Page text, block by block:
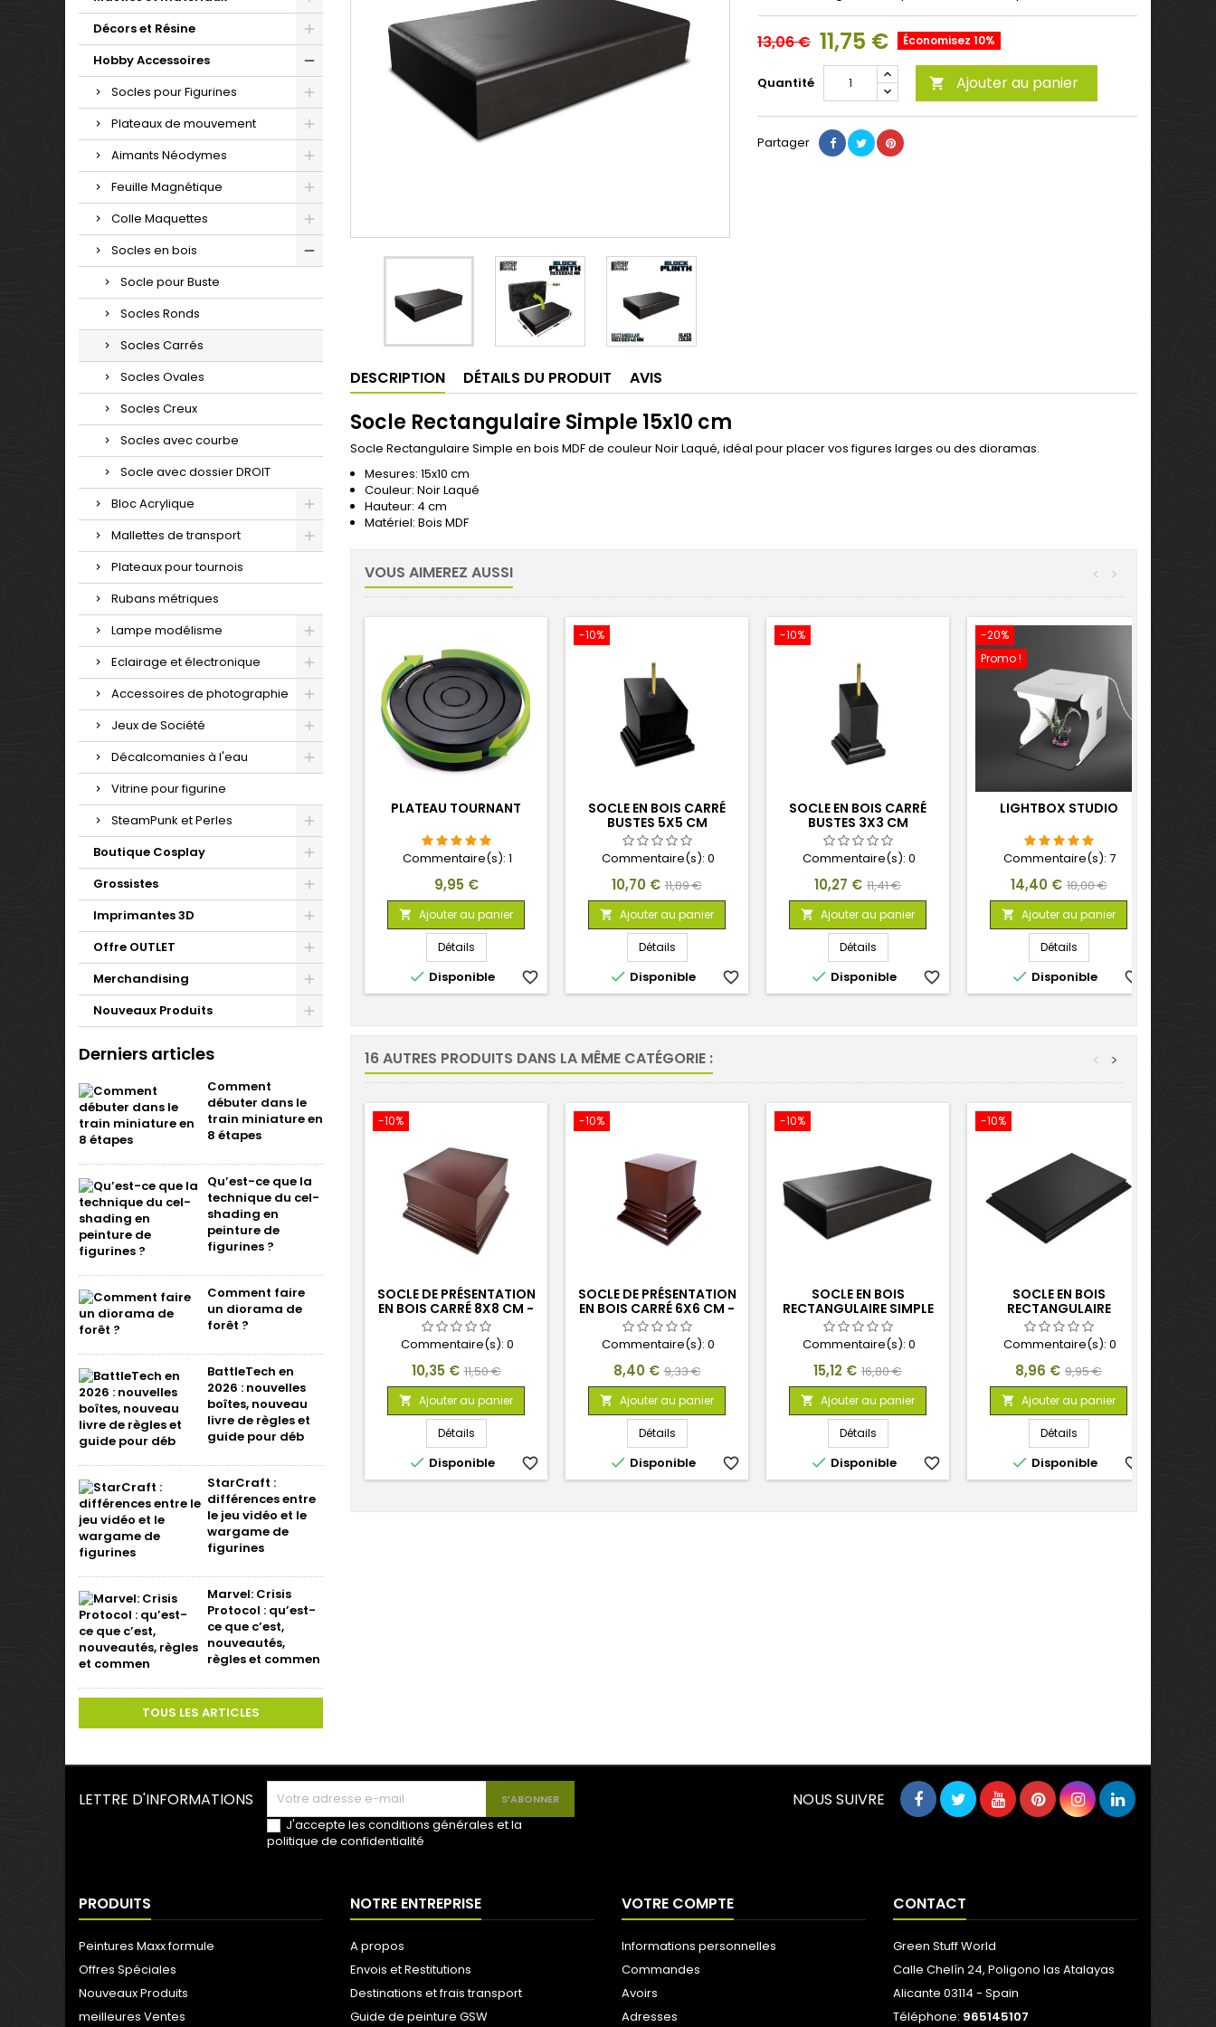
Décors et Résine
Hobby Accessoires
Socles pour Figurines
Plateaux de mouvement
Aimants Néodymes
Feuille Magnétique
Colle Maquettes
Socles en bois
Socle pour Buste
Socles Ronds
Socles Carrés
Socles Ovales
Socles Creux
Socles avec courbe
Socle avec dossier DROIT
Bloc Acrylique
Mallettes de transport
Plateaux pour tournois
Rubans métriques
Lampe modélisme
Eclairage et électronique
Accessoires de photographie
Jeux de Société
Décalcomanies à l'eau
Vitrine pour figurine
SteamPunk et Perles
Boutique Cosplay
Grossistes
Imprimantes 3D
Offre OUTLET
Merchandising
Nouveaux Produits
Derniers articles
Comment
débuter dans le
train miniature en
8 étapes
Qu’est-ce que la
technique du cel-
shading en
peinture de
figurines ?
Comment faire
un diorama de
forêt ?
BattleTech en
2026 : nouvelles
boîtes, nouveau
livre de règles et
guide pour déb
StarCraft :
différences entre
le jeu vidéo et le
wargame de
figurines
Marvel: Crisis
Protocol : qu’est-
ce que c’est,
nouveautés,
règles et commen
TOUS LES ARTICLES
13,06 € 11,75 € Économisez 10%
Quantité  Ajouter au panier
Partager
DESCRIPTION DÉTAILS DU PRODUIT AVIS
Socle Rectangulaire Simple 15x10 cm
Socle Rectangulaire Simple en bois MDF de couleur Noir Laqué, idéal pour placer vos figures larges ou des dioramas.
Mesures: 15x10 cm
Couleur: Noir Laqué
Hauteur: 4 cm
Matériel: Bois MDF
VOUS AIMEREZ AUSSI >
<
PLATEAU TOURNANT
Commentaire(s): 1
Prix
9,95 €
 Ajouter au panier
Détails
 Disponible favorite_border
-10%
SOCLE EN BOIS CARRÉ
BUSTES 5X5 CM
Commentaire(s): 0
Prix
10,70 € Prix
de
base
11,89 €
 Ajouter au panier
Détails
 Disponible favorite_border
-10%
SOCLE EN BOIS CARRÉ
BUSTES 3X3 CM
Commentaire(s): 0
Prix
10,27 € Prix
de
base
11,41 €
 Ajouter au panier
Détails
 Disponible favorite_border
-20%
Promo !
LIGHTBOX STUDIO
Commentaire(s): 7
Prix
14,40 € Prix
de
base
18,00 €
 Ajouter au panier
Détails
 Disponible favorite_border
16 AUTRES PRODUITS DANS LA MÊME CATÉGORIE : >
<
-10%
SOCLE DE PRÉSENTATION
EN BOIS CARRÉ 8X8 CM -
BRUN NOISETTE
Commentaire(s): 0
Prix
10,35 € Prix
de
base
11,50 €
 Ajouter au panier
Détails
 Disponible favorite_border
-10%
SOCLE DE PRÉSENTATION
EN BOIS CARRÉ 6X6 CM -
BRUN NOISETTE
Commentaire(s): 0
Prix
8,40 € Prix
de
base
9,33 €
 Ajouter au panier
Détails
 Disponible favorite_border
-10%
SOCLE EN BOIS
RECTANGULAIRE SIMPLE
25X15 CM
Commentaire(s): 0
Prix
15,12 € Prix
de
base
16,80 €
 Ajouter au panier
Détails
 Disponible favorite_border
-10%
SOCLE EN BOIS
RECTANGULAIRE
OUVRAGÉ 22X15 CM NOIR
Commentaire(s): 0
Prix
8,96 € Prix
de
base
9,95 €
 Ajouter au panier
Détails
 Disponible favorite_border
LETTRE D'INFORMATIONS
J'accepte les conditions générales et la
politique de confidentialité
NOUS SUIVRE
PRODUITS
Peintures Maxx formule
Offres Spéciales
Nouveaux Produits
meilleures Ventes
NOTRE ENTREPRISE
A propos
Envois et Restitutions
Destinations et frais transport
Guide de peinture GSW
VOTRE COMPTE
Informations personnelles
Commandes
Avoirs
Adresses
CONTACT
Green Stuff World
Calle Chelín 24, Poligono las Atalayas
Alicante 03114 - Spain
Téléphone: 965145107